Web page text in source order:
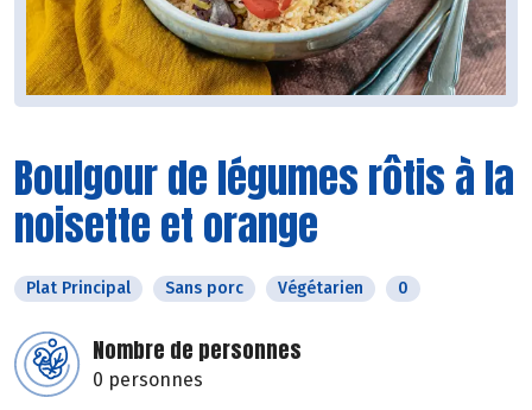
Boulgour de légumes rôtis à la
noisette et orange
Plat Principal Sans porc Végétarien 0
Nombre de personnes
0 personnes